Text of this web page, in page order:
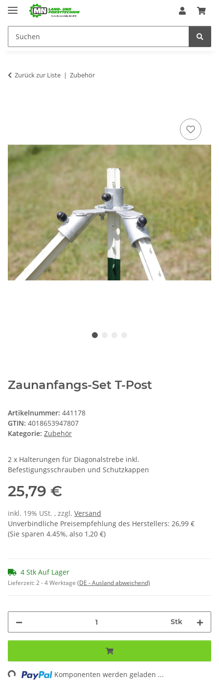
Zurück zur Liste Zubehör
Zaunanfangs-Set T-Post
Artikelnummer: 441178
GTIN: 4018653947807
Kategorie: Zubehör
2 x Halterungen für Diagonalstrebe inkl.
Befestigungsschrauben und Schutzkappen
25,79 €
inkl. 19% USt. , zzgl. Versand
Unverbindliche Preisempfehlung des Herstellers: 26,99 €
(Sie sparen 4.45%, also 1,20 €)
4 Stk Auf Lager
Lieferzeit:2 - 4 Werktage (DE - Ausland abweichend)
Stk
Komponenten werden geladen ...